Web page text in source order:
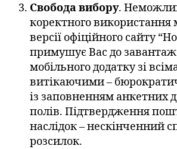
Свобода вибору.
коректного використання
версії офіційного сайту
примушує Вас до
мобільного додатку зі
витікаючими –
із заповненням анкетних
полів. Підтвердження
наслідок – нескінченний
розсилок.